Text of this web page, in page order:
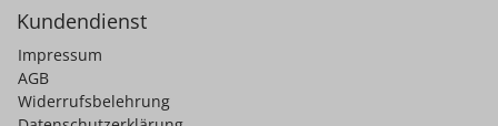
Kundendienst
Impressum
AGB
Widerrufsbelehrung